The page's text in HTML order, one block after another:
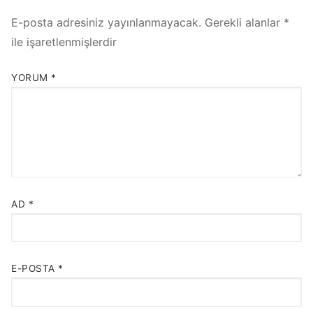
E-posta adresiniz yayınlanmayacak. Gerekli alanlar *
ile işaretlenmişlerdir
YORUM *
AD *
E-POSTA *